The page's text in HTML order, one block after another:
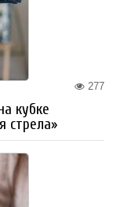
277
кубке
стрела»